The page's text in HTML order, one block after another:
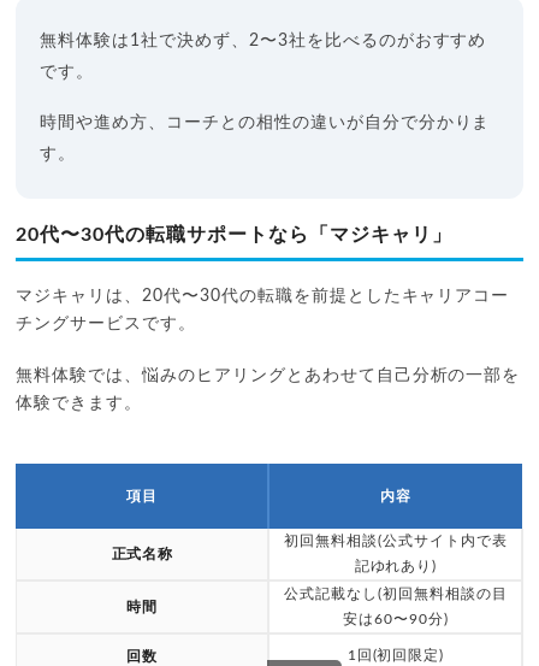
無料体験は1社で決めず、2〜3社を比べるのがおすすめ
です。
時間や進め方、コーチとの相性の違いが自分で分かりま
す。
20代〜30代の転職サポートなら「マジキャリ」
マジキャリは、20代〜30代の転職を前提としたキャリアコー
チングサービスです。
無料体験では、悩みのヒアリングとあわせて自己分析の一部を
体験できます。
項目 内容
正式名称
初回無料相談(公式サイト内で表
記ゆれあり)
時間
公式記載なし(初回無料相談の目
安は60〜90分)
回数 1回(初回限定)